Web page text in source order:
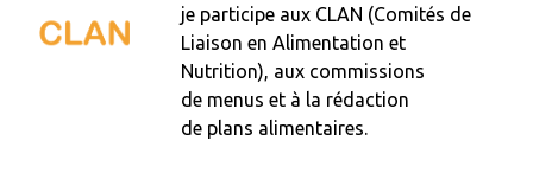
je participe aux CLAN (Comités de
Liaison en Alimentation et
Nutrition), aux commissions
de menus et à la rédaction
de plans alimentaires.